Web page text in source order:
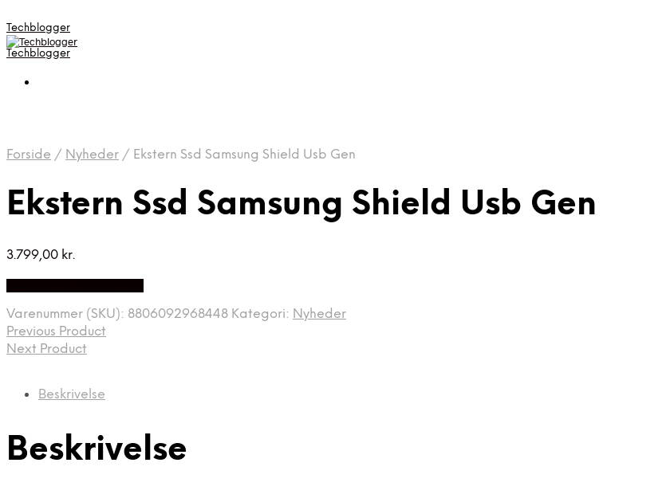
Techblogger
Techblogger
Forside / Nyheder / Ekstern Ssd Samsung Shield Usb Gen
Ekstern Ssd Samsung Shield Usb Gen
3.799,00 kr.
Varenummer (SKU): 8806092968448 Kategori: Nyheder
Previous Product
Next Product
Beskrivelse
Beskrivelse